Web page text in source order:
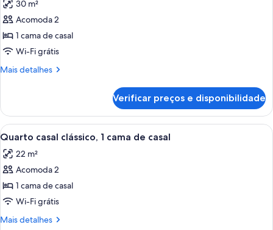
as
fotos
de
Privilege,
Quarto
cama
de
casal
30 m²
Acomoda 2
1 cama de casal
Wi-Fi grátis
Mais detalhes
Mais
Quarto
casal,
1
de
casal
Verificar preços e disponibilidade
Carrega
todas
as
fotos
de
Quarto
casal
Quarto de hotel com uma cama
9
Quarto casal clássico, 1 cama de casal
22 m²
Acomoda 2
1 cama de casal
Wi-Fi grátis
Mais detalhes
Mais